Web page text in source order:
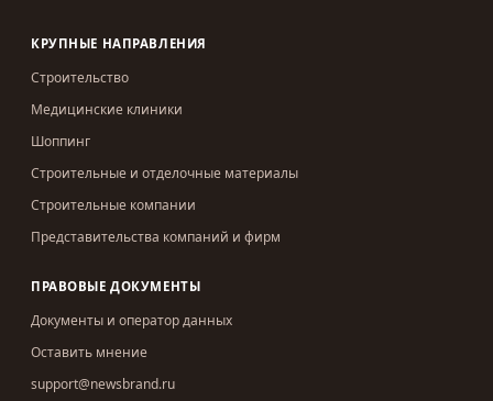
КРУПНЫЕ НАПРАВЛЕНИЯ
Строительство
Медицинские клиники
Шоппинг
Строительные и отделочные материалы
Строительные компании
Представительства компаний и фирм
ПРАВОВЫЕ ДОКУМЕНТЫ
Документы и оператор данных
Оставить мнение
support@newsbrand.ru